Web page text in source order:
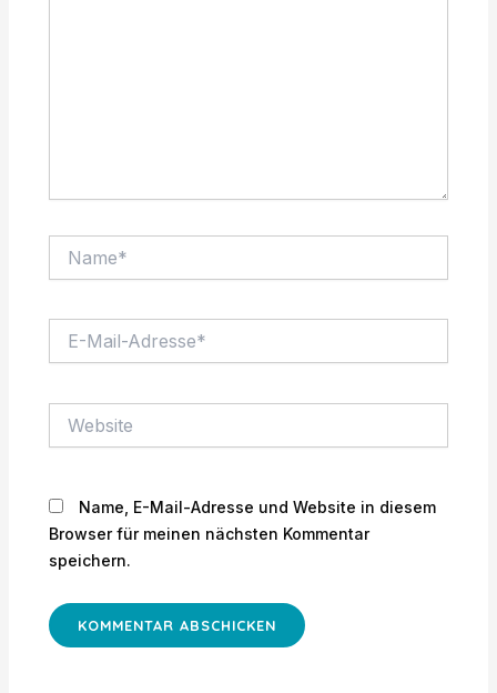
Mail-
Name, E-Mail-Adresse und Website in diesem
Browser für meinen nächsten Kommentar
speichern.